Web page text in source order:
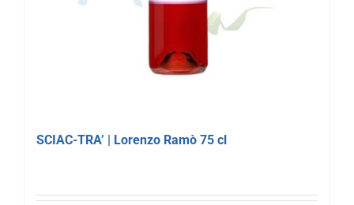
SCIAC-TRA’ | Lorenzo Ramò 75 cl